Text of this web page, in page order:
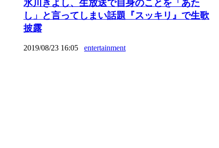
氷川きよし、生放送で自身のことを「あた
し」と言ってしまい話題『スッキリ』で生歌
披露
2019/08/23 16:05 entertainment